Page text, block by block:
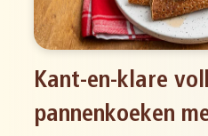
Kant-en-klare
pannenkoeken